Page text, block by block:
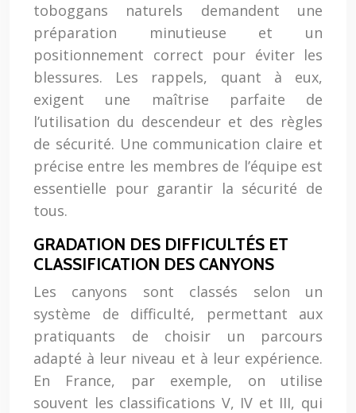
toboggans naturels demandent une
préparation minutieuse et un
positionnement correct pour éviter les
blessures. Les rappels, quant à eux,
exigent une maîtrise parfaite de
l’utilisation du descendeur et des règles
de sécurité. Une communication claire et
précise entre les membres de l’équipe est
essentielle pour garantir la sécurité de
tous.
GRADATION DES DIFFICULTÉS ET
CLASSIFICATION DES CANYONS
Les canyons sont classés selon un
système de difficulté, permettant aux
pratiquants de choisir un parcours
adapté à leur niveau et à leur expérience.
En France, par exemple, on utilise
souvent les classifications V, IV et III, qui